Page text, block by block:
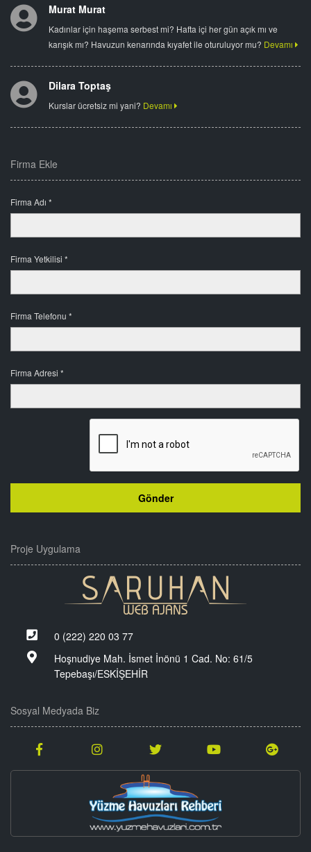
Murat Murat
Kadınlar için haşema serbest mi? Hafta içi her gün açık mı ve
karışık mı? Havuzun kenarında kıyafet ile oturuluyor mu? Devamı
Dilara Toptaş
Kurslar ücretsiz mi yani? Devamı
Firma Ekle
Firma Adı *
Firma Yetkilisi *
Firma Telefonu *
Firma Adresi *
Proje Uygulama
0 (222) 220 03 77
Hoşnudiye Mah. İsmet İnönü 1 Cad. No: 61/5
Tepebaşı/ESKİŞEHİR
Sosyal Medyada Biz